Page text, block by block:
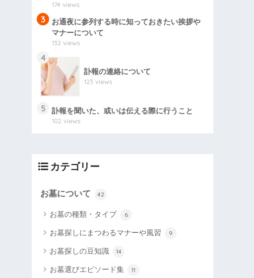
174 views
3
お通夜に参列する時に知っておきたい挨拶や
マナーについて
132 views
4
訃報の連絡について
123 views
5 訃報を聞いた、或いは伝える際に行うこと
102 views
カテゴリー
お墓について 42
お墓の種類・タイプ 6
お墓探しにまつわるマナーや風習 9
お墓探しの豆知識 14
お墓選びエピソード集 11